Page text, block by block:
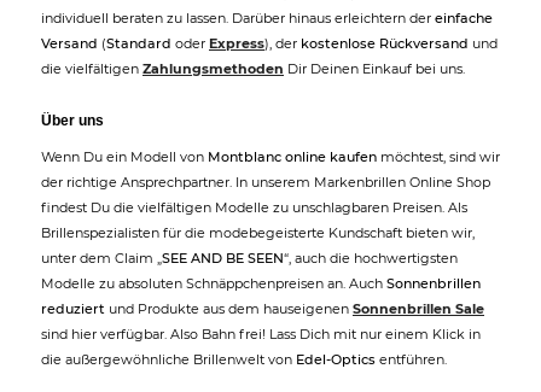
individuell beraten zu lassen. Darüber hinaus erleichtern der einfache
Versand (Standard oder Express), der kostenlose Rückversand und
die vielfältigen Zahlungsmethoden Dir Deinen Einkauf bei uns.
Über uns
Wenn Du ein Modell von Montblanc online kaufen möchtest, sind wir
der richtige Ansprechpartner. In unserem Markenbrillen Online Shop
findest Du die vielfältigen Modelle zu unschlagbaren Preisen. Als
Brillenspezialisten für die modebegeisterte Kundschaft bieten wir,
unter dem Claim „SEE AND BE SEEN“, auch die hochwertigsten
Modelle zu absoluten Schnäppchenpreisen an. Auch Sonnenbrillen
reduziert und Produkte aus dem hauseigenen Sonnenbrillen Sale
sind hier verfügbar. Also Bahn frei! Lass Dich mit nur einem Klick in
die außergewöhnliche Brillenwelt von Edel-Optics entführen.